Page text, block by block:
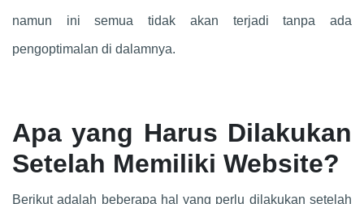
namun ini semua tidak akan terjadi tanpa ada
pengoptimalan di dalamnya.
Apa yang Harus Dilakukan
Setelah Memiliki Website?
Berikut adalah beberapa hal yang perlu dilakukan setelah